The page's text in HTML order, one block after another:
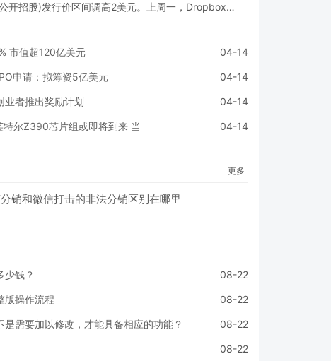
开招股)发行价区间调高2美元。上周一，Dropbox宣
市值超120亿美元
04-14
申请：拟筹资5亿美元 04-14
业者推出奖励计划 04-14
尔Z390芯片组或即将到来 当 04-14
更多
销和微信打击的非法分销区别在哪里
少钱？ 08-22
版操作流程 08-22
需要加以修改，才能具备相应的功能？ 08-22
08-22